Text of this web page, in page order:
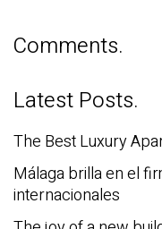
Comments.
Latest Posts.
The Best Luxury
Málaga brilla en el
internacionales